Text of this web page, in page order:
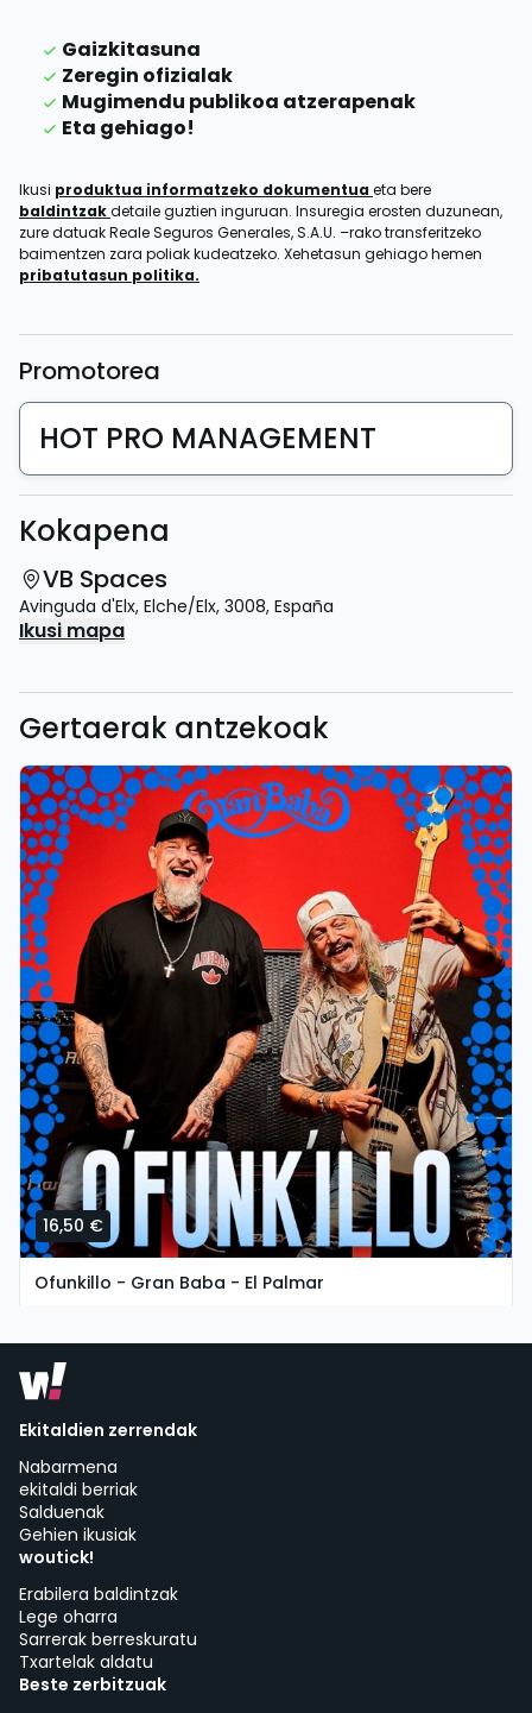
Gaizkitasuna
Zeregin ofizialak
Mugimendu publikoa atzerapenak
Eta gehiago!
Ikusi produktua informatzeko dokumentua eta bere
baldintzakdetaile guztien inguruan. Insuregia erosten duzunean,
zure datuak Reale Seguros Generales, S.A.U. –rako transferitzeko
baimentzen zara poliak kudeatzeko. Xehetasun gehiago hemen
pribatutasun politika.
Promotorea
HOT PRO MANAGEMENT
Kokapena
VB Spaces
Avinguda d'Elx, Elche/Elx, 3008, España
Ikusi mapa
Gertaerak antzekoak
16,50 €
Ofunkillo - Gran Baba - El Palmar
Ekitaldien zerrendak
Nabarmena
ekitaldi berriak
Salduenak
Gehien ikusiak
woutick!
Erabilera baldintzak
Lege oharra
Sarrerak berreskuratu
Txartelak aldatu
Beste zerbitzuak